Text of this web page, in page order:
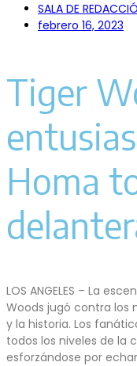
SALA DE
febrero 16, 2023
Tiger
Homa
LOS ANGELES – La
Woods jugó contra los
y la historia. Los
todos los niveles de la
esforzándose por